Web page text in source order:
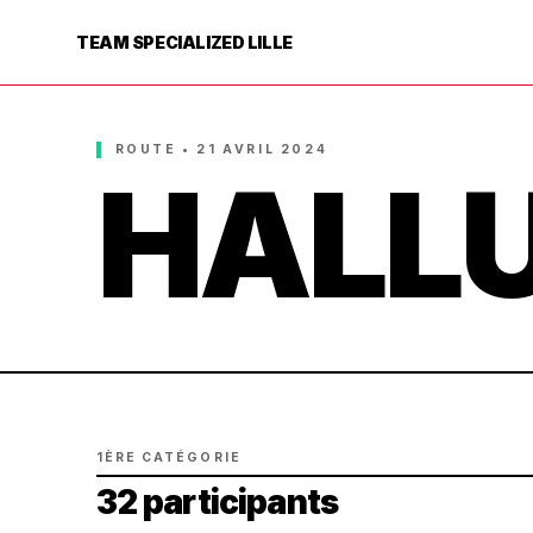
TEAM SPECIALIZED LILLE
ROUTE • 21 AVRIL 2024
1ÈRE CATÉGORIE
32 participants